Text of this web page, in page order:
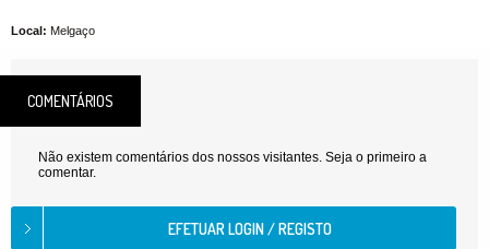
Local: Melgaço
COMENTÁRIOS
Não existem comentários dos nossos visitantes. Seja o primeiro a
comentar.